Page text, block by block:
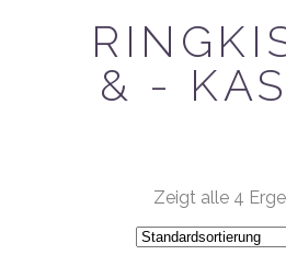
& -
Zeigt alle 4